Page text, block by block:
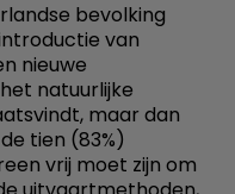
bevolking
van
nieuwe
natuurlijke
maar dan
tien (83%)
vrij moet zijn om